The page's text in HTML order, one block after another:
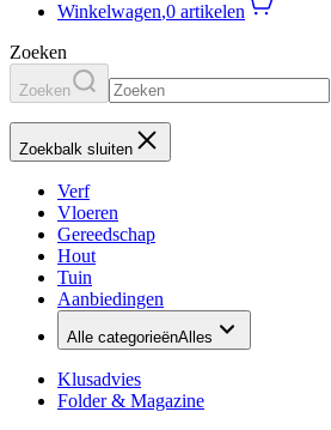
Winkelwagen,0 artikelen
Zoeken
Zoeken
Zoekbalk sluiten
Verf
Vloeren
Gereedschap
Hout
Tuin
Aanbiedingen
Alle categorieënAlles
Klusadvies
Folder & Magazine